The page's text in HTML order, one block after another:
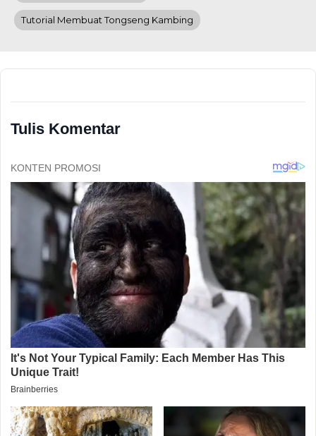
Tutorial Membuat Tongseng Kambing
Tulis Komentar